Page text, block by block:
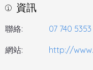
資訊
聯絡: 07 740 5353
網站: http://